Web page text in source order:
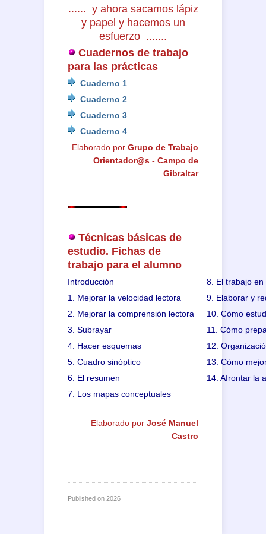
...... y ahora sacamos lápiz
y papel y hacemos un
esfuerzo .......
Cuadernos de trabajo
para las prácticas
Cuaderno 1
Cuaderno 2
Cuaderno 3
Cuaderno 4
Elaborado por Grupo de Trabajo
Orientador@s - Campo de
Gibraltar
Técnicas básicas de
estudio. Fichas de
trabajo para el alumno
Introducción
1. Mejorar la velocidad lectora
2. Mejorar la comprensión lectora
3. Subrayar
4. Hacer esquemas
5. Cuadro sinóptico
6. El resumen
7. Los mapas conceptuales
8. El trabajo en
9. Elaborar y
10. Cómo
11. Cómo
12.
13. Cómo
14. Afrontar la
Elaborado por José Manuel
Castro
Published on 2026